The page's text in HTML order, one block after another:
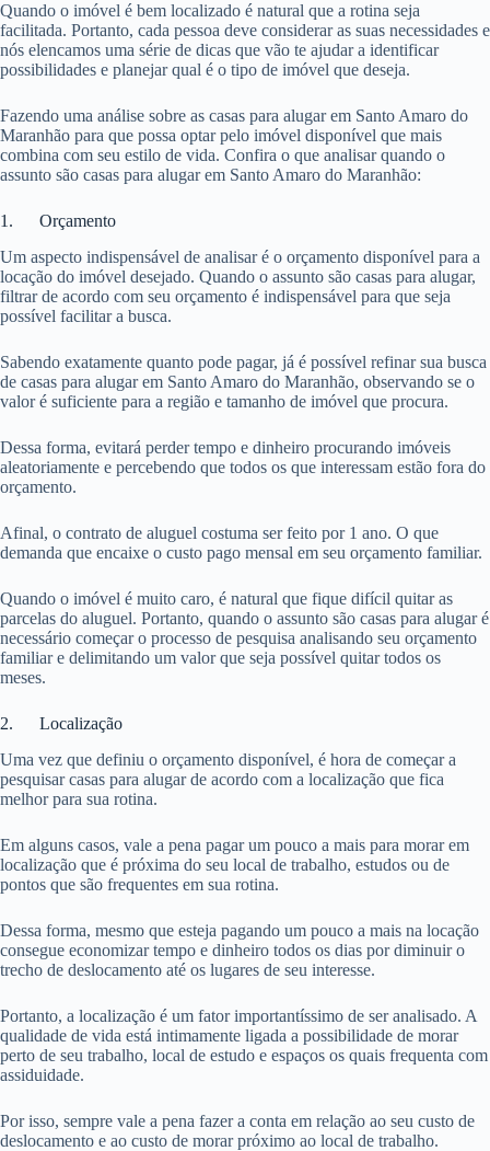
Quando o imóvel é bem localizado é natural que a rotina seja
facilitada. Portanto, cada pessoa deve considerar as suas necessidades e
nós elencamos uma série de dicas que vão te ajudar a identificar
possibilidades e planejar qual é o tipo de imóvel que deseja.
Fazendo uma análise sobre as casas para alugar em Santo Amaro do
Maranhão para que possa optar pelo imóvel disponível que mais
combina com seu estilo de vida. Confira o que analisar quando o
assunto são casas para alugar em Santo Amaro do Maranhão:
1. Orçamento
Um aspecto indispensável de analisar é o orçamento disponível para a
locação do imóvel desejado. Quando o assunto são casas para alugar,
filtrar de acordo com seu orçamento é indispensável para que seja
possível facilitar a busca.
Sabendo exatamente quanto pode pagar, já é possível refinar sua busca
de casas para alugar em Santo Amaro do Maranhão, observando se o
valor é suficiente para a região e tamanho de imóvel que procura.
Dessa forma, evitará perder tempo e dinheiro procurando imóveis
aleatoriamente e percebendo que todos os que interessam estão fora do
orçamento.
Afinal, o contrato de aluguel costuma ser feito por 1 ano. O que
demanda que encaixe o custo pago mensal em seu orçamento familiar.
Quando o imóvel é muito caro, é natural que fique difícil quitar as
parcelas do aluguel. Portanto, quando o assunto são casas para alugar é
necessário começar o processo de pesquisa analisando seu orçamento
familiar e delimitando um valor que seja possível quitar todos os
meses.
2. Localização
Uma vez que definiu o orçamento disponível, é hora de começar a
pesquisar casas para alugar de acordo com a localização que fica
melhor para sua rotina.
Em alguns casos, vale a pena pagar um pouco a mais para morar em
localização que é próxima do seu local de trabalho, estudos ou de
pontos que são frequentes em sua rotina.
Dessa forma, mesmo que esteja pagando um pouco a mais na locação
consegue economizar tempo e dinheiro todos os dias por diminuir o
trecho de deslocamento até os lugares de seu interesse.
Portanto, a localização é um fator importantíssimo de ser analisado. A
qualidade de vida está intimamente ligada a possibilidade de morar
perto de seu trabalho, local de estudo e espaços os quais frequenta com
assiduidade.
Por isso, sempre vale a pena fazer a conta em relação ao seu custo de
deslocamento e ao custo de morar próximo ao local de trabalho.